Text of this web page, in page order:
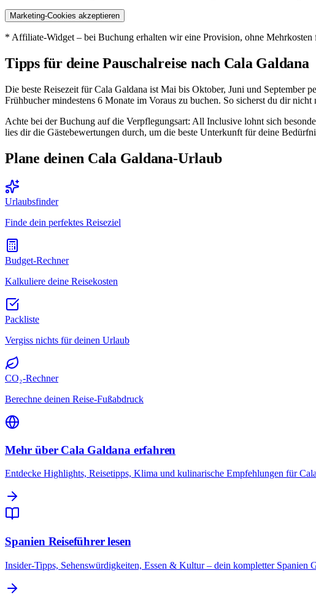
Marketing-Cookies akzeptieren
* Affiliate-Widget – bei Buchung erhalten wir eine Provision, ohne Mehrkosten
Tipps für deine Pauschalreise nach Cala Galdana
Die beste Reisezeit für Cala Galdana ist Mai bis Oktober, Juni und September
Frühbucher mindestens 6 Monate im Voraus zu buchen. So sicherst du dir
Achte bei der Buchung auf die Verpflegungsart: All Inclusive lohnt sich
lies dir die Gästebewertungen durch, um die beste Unterkunft für deine
Plane deinen Cala Galdana-Urlaub
Urlaubsfinder
Finde dein perfektes Reiseziel
Budget-Rechner
Kalkuliere deine Reisekosten
Packliste
Vergiss nichts für deinen Urlaub
CO₂-Rechner
Berechne deinen Reise-Fußabdruck
Mehr über Cala Galdana erfahren
Entdecke Highlights, Reisetipps, Klima und kulinarische Empfehlungen für
Spanien Reiseführer lesen
Insider-Tipps, Sehenswürdigkeiten, Essen & Kultur – dein kompletter Spanien